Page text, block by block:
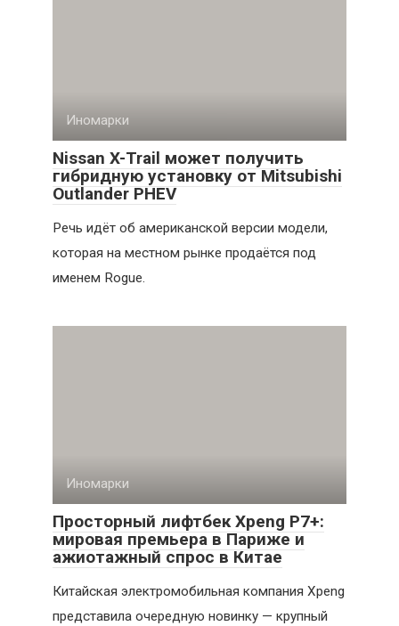
Иномарки
Nissan X-Trail может получить
гибридную установку от Mitsubishi
Outlander PHEV
Речь идёт об американской версии модели,
которая на местном рынке продаётся под
именем Rogue.
Иномарки
Просторный лифтбек Xpeng P7+:
мировая премьера в Париже и
ажиотажный спрос в Китае
Китайская электромобильная компания Xpeng
представила очередную новинку — крупный